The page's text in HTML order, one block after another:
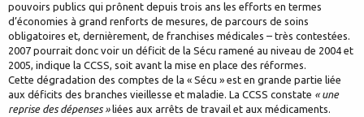
pouvoirs publics qui prônent depuis trois ans les efforts en termes
d’économies à grand renforts de mesures, de parcours de soins
obligatoires et, dernièrement, de franchises médicales – très contestées.
2007 pourrait donc voir un déficit de la Sécu ramené au niveau de 2004 et
2005, indique la CCSS, soit avant la mise en place des réformes.
Cette dégradation des comptes de la « Sécu » est en grande partie liée
aux déficits des branches vieillesse et maladie. La CCSS constate « une
reprise des dépenses » liées aux arrêts de travail et aux médicaments.